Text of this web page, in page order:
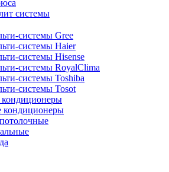
системы
системы Gree
системы Haier
системы Hisense
системы RoyalClima
системы Toshiba
системы Tosot
кондиционеры
кондиционеры